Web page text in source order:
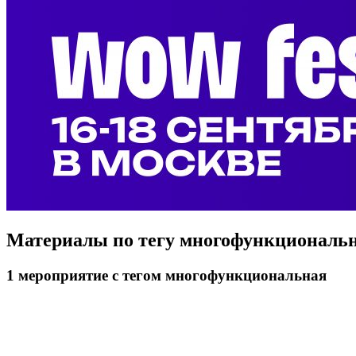
Материалы по тегу
1 мероприятие с тегом многофункциональная